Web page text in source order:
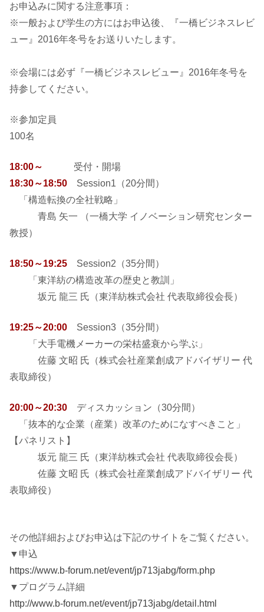
お申込みに関する注意事項：
※一般および学生の方にはお申込後、『一橋ビジネスレビ
ュー』2016年冬号をお送りいたします。
※会場には必ず『一橋ビジネスレビュー』2016年冬号を
持参してください。
※参加定員
100名
18:00～
受付・開場
18:30～18:50 Session1（20分間）
「構造転換の全社戦略」
青島 矢一 （一橋大学 イノベーション研究センター
教授）
18:50～19:25 Session2（35分間）
「東洋紡の構造改革の歴史と教訓」
坂元 龍三 氏（東洋紡株式会社 代表取締役会長）
19:25～20:00 Session3（35分間）
「大手電機メーカーの栄枯盛衰から学ぶ」
佐藤 文昭 氏（株式会社産業創成アドバイザリー 代
表取締役）
20:00～20:30 ディスカッション（30分間）
「抜本的な企業（産業）改革のためになすべきこと」
【パネリスト】
坂元 龍三 氏（東洋紡株式会社 代表取締役会長）
佐藤 文昭 氏（株式会社産業創成アドバイザリー 代
表取締役）
その他詳細およびお申込は下記のサイトをご覧ください。
▼申込
https://www.b-forum.net/event/jp713jabg/form.php
▼プログラム詳細
http://www.b-forum.net/event/jp713jabg/detail.html